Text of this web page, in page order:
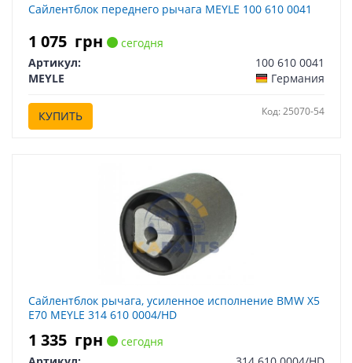
Сайлентблок переднего рычага MEYLE 100 610 0041
1 075 грн
сегодня
Артикул:
100 610 0041
MEYLE
Германия
КУПИТЬ Код: 25070-54
Сайлентблок рычага, усиленное исполнение BMW X5
E70 MEYLE 314 610 0004/HD
1 335 грн
сегодня